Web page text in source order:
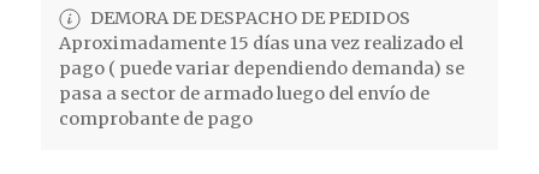
DEMORA DE DESPACHO DE PEDIDOS
Aproximadamente 15 días una vez realizado el
pago ( puede variar dependiendo demanda) se
pasa a sector de armado luego del envío de
comprobante de pago